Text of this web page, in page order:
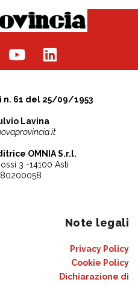
n. 61 del 25/09/1953
Lavina
OMNIA S.r.l.
3 -14100 Asti
Note legali
Privacy Policy
Cookie Policy
Dichiarazione di